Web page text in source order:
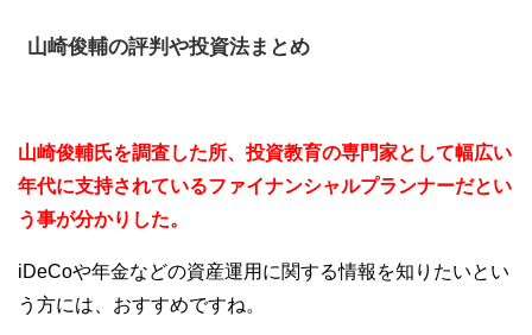
山崎俊輔の評判や投資法まとめ
山崎俊輔氏を調査した所、投資教育の専門家として幅広い
年代に支持されているファイナンシャルプランナーだとい
う事が分かりした。
iDeCoや年金などの資産運用に関する情報を知りたいとい
う方には、おすすめですね。